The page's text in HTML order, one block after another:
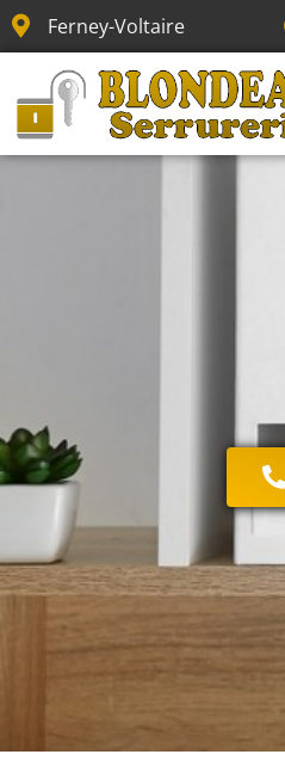
Ferney-Voltaire